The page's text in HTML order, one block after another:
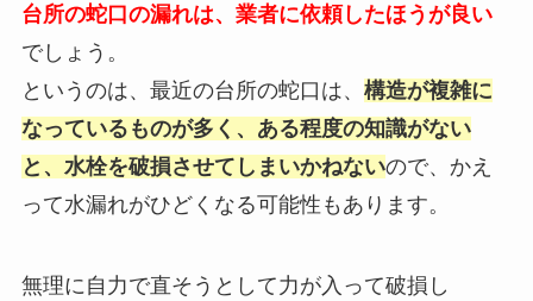
台所の蛇口の漏れは、業者に依頼したほうが良い
でしょう。
というのは、最近の台所の蛇口は、 構造が複雑に
なっているものが多く、ある程度の知識がない
と、水栓を破損させてしまいかねないので、かえ
って水漏れがひどくなる可能性もあります。
無理に自力で直そうとして力が入って破損し